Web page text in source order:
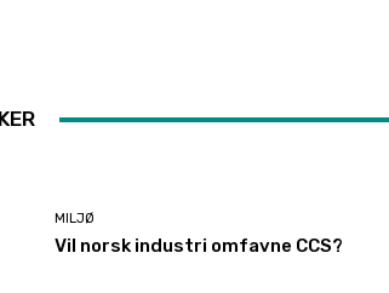
MILJØ
Vil norsk industri omfavne CCS?